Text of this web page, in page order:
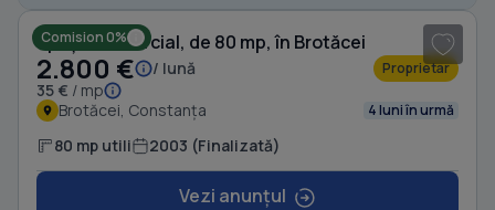
Comision 0%
Spațiu comercial, de 80 mp, în Brotăcei
2.800 €
/ lună
35 € / mp
Proprietar
Brotăcei, Constanța 4 luni în urmă
80 mp utili 2003 (Finalizată)
Vezi anunțul